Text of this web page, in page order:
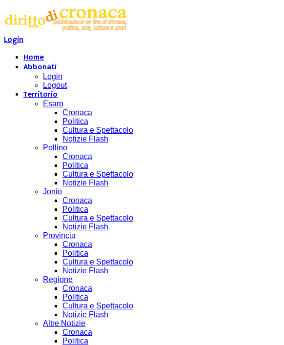
Login
Home
Abbonati
Login
Logout
Territorio
Esaro
Cronaca
Politica
Cultura e Spettacolo
Notizie Flash
Pollino
Cronaca
Politica
Cultura e Spettacolo
Notizie Flash
Jonio
Cronaca
Politica
Cultura e Spettacolo
Notizie Flash
Provincia
Cronaca
Politica
Cultura e Spettacolo
Notizie Flash
Regione
Cronaca
Politica
Cultura e Spettacolo
Notizie Flash
Altre Notizie
Cronaca
Politica